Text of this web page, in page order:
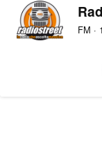
FM ·